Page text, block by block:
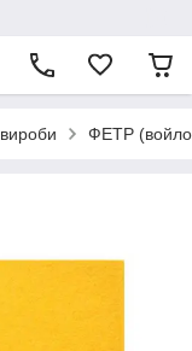
ФЕТР